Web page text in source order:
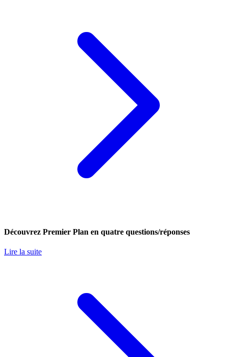
Découvrez Premier Plan en quatre questions/réponses
Lire la suite